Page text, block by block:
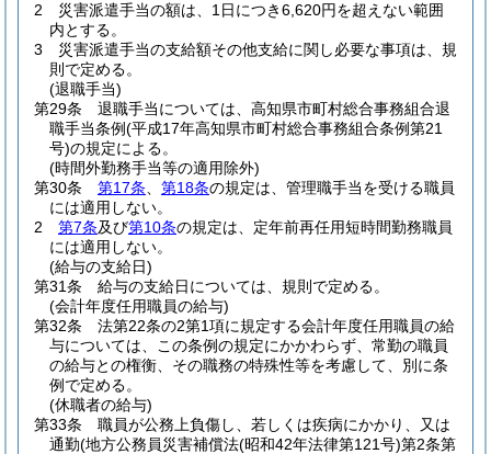
2
災害派遣手当の額は、1日につき6,620円を超えない範囲
内とする。
3
災害派遣手当の支給額その他支給に関し必要な事項は、規
則で定める。
(退職手当)
第29条
退職手当については、高知県市町村総合事務組合退
職手当条例(平成17年高知県市町村総合事務組合条例第21
号)の規定による。
(時間外勤務手当等の適用除外)
第30条
第17条 第18条の規定は、管理職手当を受ける職員
には適用しない。
2
第7条及び第10条の規定は、定年前再任用短時間勤務職員
には適用しない。
(給与の支給日)
第31条
給与の支給日については、規則で定める。
(会計年度任用職員の給与)
第32条
法第22条の2第1項に規定する会計年度任用職員の給
与については、この条例の規定にかかわらず、常勤の職員
の給与との権衡、その職務の特殊性等を考慮して、別に条
例で定める。
(休職者の給与)
第33条
職員が公務上負傷し、若しくは疾病にかかり、又は
通勤(地方公務員災害補償法(昭和42年法律第121号)第2条第